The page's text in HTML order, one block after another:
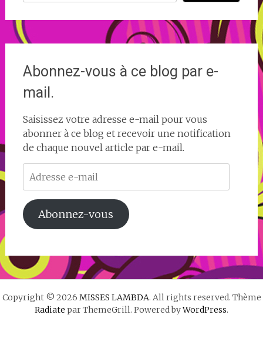
Abonnez-vous à ce blog par e-
mail.
Saisissez votre adresse e-mail pour vous
abonner à ce blog et recevoir une notification
de chaque nouvel article par e-mail.
Adresse
e-
mail
Abonnez-vous
Copyright © 2026 MISSES LAMBDA. All rights reserved. Thème
Radiate par ThemeGrill. Powered byWordPress.